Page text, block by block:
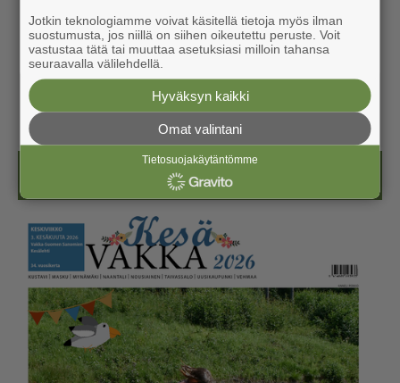
Kesälehti (ilmainen)
Jotkin teknologiamme voivat käsitellä tietoja myös ilman
suostumusta, jos niillä on siihen oikeutettu peruste. Voit
vastustaa tätä tai muuttaa asetuksiasi milloin tahansa
seuraavalla välilehdellä.
Hyväksyn kaikki
Omat valintani
Tietosuojakäytäntömme